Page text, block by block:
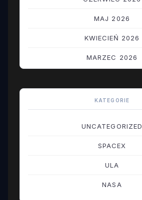
MAJ 2026
KWIECIEŃ 2026
MARZEC 2026
KATEGORIE
UNCATEGORIZED
SPACEX
ULA
NASA